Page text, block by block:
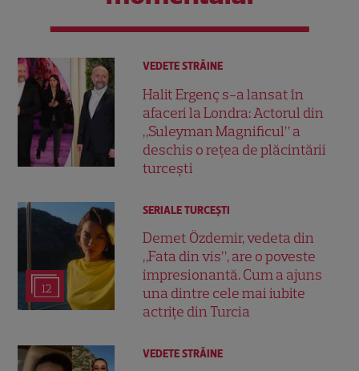
VEDETE STRĂINE
Halit Ergenç s-a lansat în
afaceri la Londra: Actorul din
„Suleyman Magnificul” a
deschis o rețea de plăcintării
turcești
12
SERIALE TURCEŞTI
Demet Özdemir, vedeta din
„Fata din vis”, are o poveste
impresionantă. Cum a ajuns
una dintre cele mai iubite
actrițe din Turcia
VEDETE STRĂINE